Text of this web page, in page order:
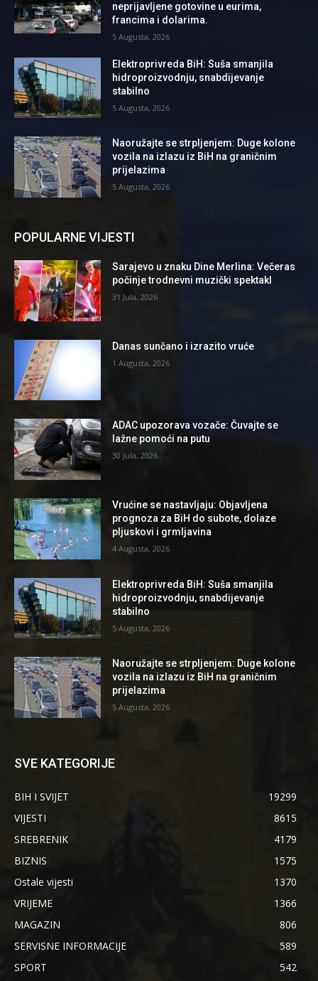
neprijavljene gotovine u eurima,
francima i dolarima.
5 Augusta, 2026
Elektroprivreda BiH: Suša smanjila
hidroproizvodnju, snabdijevanje
stabilno
5 Augusta, 2026
Naoružajte se strpljenjem: Duge kolone
vozila na izlazu iz BiH na graničnim
prijelazima
5 Augusta, 2026
POPULARNE VIJESTI
Sarajevo u znaku Dine Merlina: Večeras
počinje trodnevni muzički spektakl
31 Jula, 2026
Danas sunčano i izrazito vruće
1 Augusta, 2026
ADAC upozorava vozače: Čuvajte se
lažne pomoći na putu
30 Jula, 2026
Vrućine se nastavljaju: Objavljena
prognoza za BiH do subote, dolaze
pljuskovi i grmljavina
4 Augusta, 2026
Elektroprivreda BiH: Suša smanjila
hidroproizvodnju, snabdijevanje
stabilno
5 Augusta, 2026
Naoružajte se strpljenjem: Duge kolone
vozila na izlazu iz BiH na graničnim
prijelazima
5 Augusta, 2026
SVE KATEGORIJE
BIH I SVIJET
19299
VIJESTI
8615
SREBRENIK
4179
BIZNIS
1575
Ostale vijesti
1370
VRIJEME
1366
MAGAZIN
806
SERVISNE INFORMACIJE
589
SPORT
542